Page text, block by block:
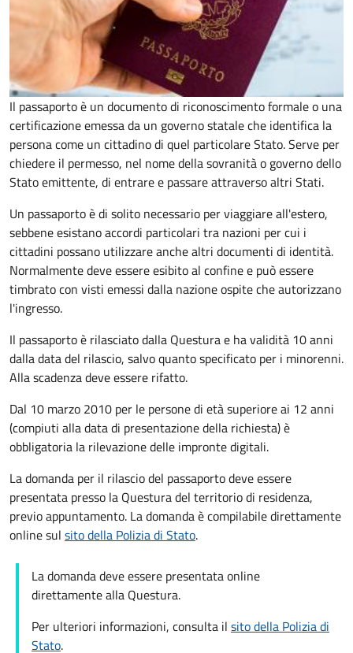
Il passaporto è un documento di riconoscimento formale o una
certificazione emessa da un governo statale che identifica la
persona come un cittadino di quel particolare Stato. Serve per
chiedere il permesso, nel nome della sovranità o governo dello
Stato emittente, di entrare e passare attraverso altri Stati.
Un passaporto è di solito necessario per viaggiare all'estero,
sebbene esistano accordi particolari tra nazioni per cui i
cittadini possano utilizzare anche altri documenti di identità.
Normalmente deve essere esibito al confine e può essere
timbrato con visti emessi dalla nazione ospite che autorizzano
l'ingresso.
Il passaporto è rilasciato dalla Questura e ha validità 10 anni
dalla data del rilascio, salvo quanto specificato per i minorenni.
Alla scadenza deve essere rifatto.
Dal 10 marzo 2010 per le persone di età superiore ai 12 anni
(compiuti alla data di presentazione della richiesta) è
obbligatoria la rilevazione delle impronte digitali.
La domanda per il rilascio del passaporto deve essere
presentata presso la Questura del territorio di residenza,
previo appuntamento. La domanda è compilabile direttamente
online sul sito della Polizia di Stato.
La domanda deve essere presentata online
direttamente alla Questura.
Per ulteriori informazioni, consulta il sito della Polizia di
Stato.